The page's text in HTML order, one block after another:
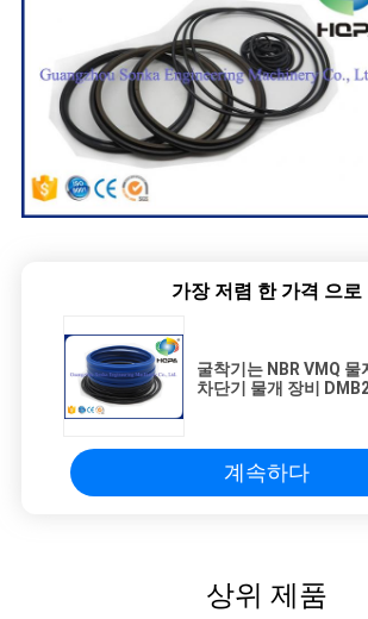
가장 저렴 한 가격 으로
굴착기는 NBR VMQ 물
차단기 물개 장비
계속하다
상위 제품